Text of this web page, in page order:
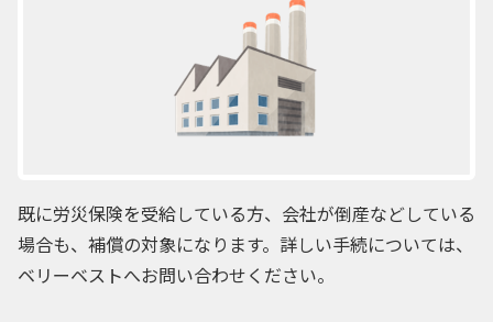
既に労災保険を受給している方、会社が倒産などしている
場合も、補償の対象になります。詳しい手続については、
ベリーベストへお問い合わせください。